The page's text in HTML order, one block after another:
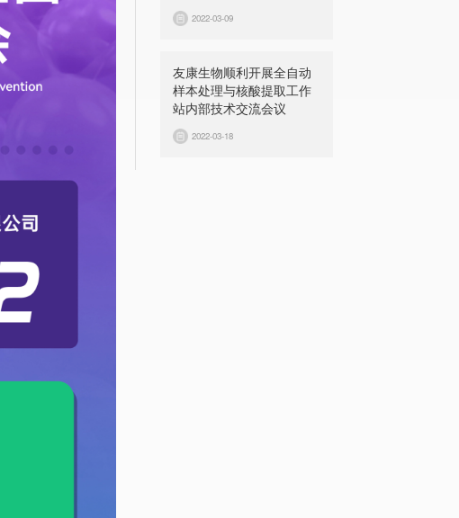
国峰会（CGCS 2022）
2022-03-09
友康生物顺利开展全自动
样本处理与核酸提取工作
站内部技术交流会议
2022-03-18